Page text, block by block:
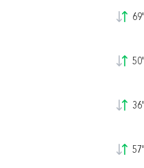
69'
50'
36'
57'